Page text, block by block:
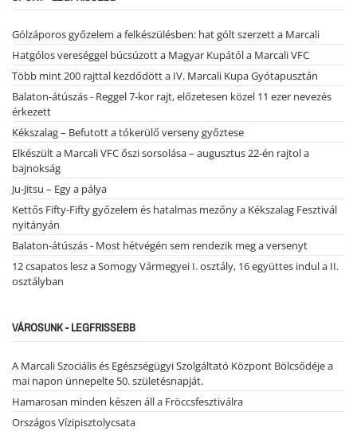
Gólzáporos győzelem a felkészülésben: hat gólt szerzett a Marcali
Hatgólos vereséggel búcsúzott a Magyar Kupától a Marcali VFC
Több mint 200 rajttal kezdődött a IV. Marcali Kupa Gyótapusztán
Balaton-átúszás - Reggel 7-kor rajt, előzetesen közel 11 ezer nevezés
érkezett
Kékszalag – Befutott a tókerülő verseny győztese
Elkészült a Marcali VFC őszi sorsolása – augusztus 22-én rajtol a
bajnokság
Ju-Jitsu – Egy a pálya
Kettős Fifty-Fifty győzelem és hatalmas mezőny a Kékszalag Fesztivál
nyitányán
Balaton-átúszás - Most hétvégén sem rendezik meg a versenyt
12 csapatos lesz a Somogy Vármegyei I. osztály, 16 együttes indul a II.
osztályban
VÁROSUNK - LEGFRISSEBB
A Marcali Szociális és Egészségügyi Szolgáltató Központ Bölcsődéje a
mai napon ünnepelte 50. születésnapját.
Hamarosan minden készen áll a Fröccsfesztiválra
Országos Vízipisztolycsata